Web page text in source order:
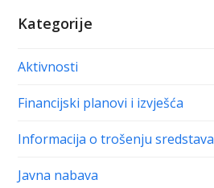
Kategorije
Aktivnosti
Financijski planovi i izvješća
Informacija o trošenju sredstava
Javna nabava